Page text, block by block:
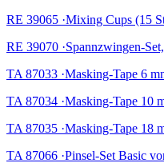
RE 39065 ·Mixing Cups (15
RE 39070 ·Spannzwingen-
TA 87033 ·Masking-Tape 6
TA 87034 ·Masking-Tape 10
TA 87035 ·Masking-Tape 18
TA 87066 ·Pinsel-Set Basic